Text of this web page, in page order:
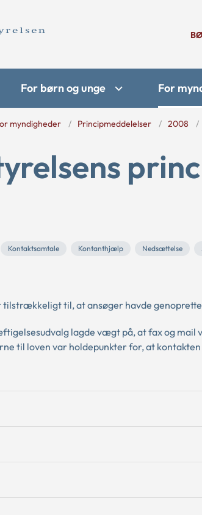
For børn og unge For
myndigheder Principmeddelelser 2008
Kontaktsamtale Kontanthjælp Nedsættelse
tilstrækkeligt til, at ansøger havde
lagde vægt på, at fax og
til loven var holdepunkter for, at kontakten